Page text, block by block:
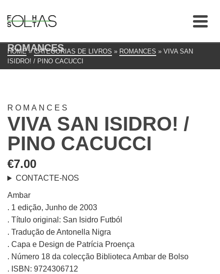
ROMANCES
HOME » CATEGORIAS DE LIVROS » ROMANCES » VIVA SAN
ISIDRO! / PINO CACUCCI
ROMANCES
VIVA SAN ISIDRO! /
PINO CACUCCI
€7.00
CONTACTE-NOS
Ambar
. 1 edição, Junho de 2003
. Título original: San Isidro Futból
. Tradução de Antonella Nigra
. Capa e Design de Patrícia Proença
. Número 18 da colecção Biblioteca Ambar de Bolso
. ISBN: 9724306712